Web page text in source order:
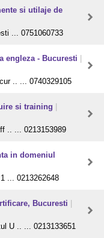
si utilaje de
... 0751060733
engleza - Bucuresti
.. ... 0740329105
si training
.. ... 0213153989
in domeniul
... 0213262648
Bucuresti
U .. ... 0213133651